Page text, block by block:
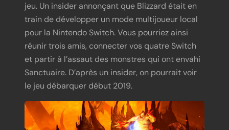
jeu. Un insider annonçant que Blizzard était en
train de développer un mode multijoueur local
pour la Nintendo Switch. Vous pourriez ainsi
réunir trois amis, connecter vos quatre Switch
et partir à l’assaut des monstres qui ont envahi
Sanctuaire. D’après un insider, on pourrait voir
le jeu débarquer début 2019.